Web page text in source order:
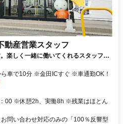
動産営業スタッフ
楽しく一緒に働いてくれるスタッフを
＜安定高収入＆飛び込み営業・営業ノ
大歓迎！男女ともにご応募をお待ちし
駅」から車で10分 ※金田ICすぐ ※車通勤OK！
00 ※休憩2h、実働8h ※残業はほとん
問い合わせ対応のみの「100％反響型